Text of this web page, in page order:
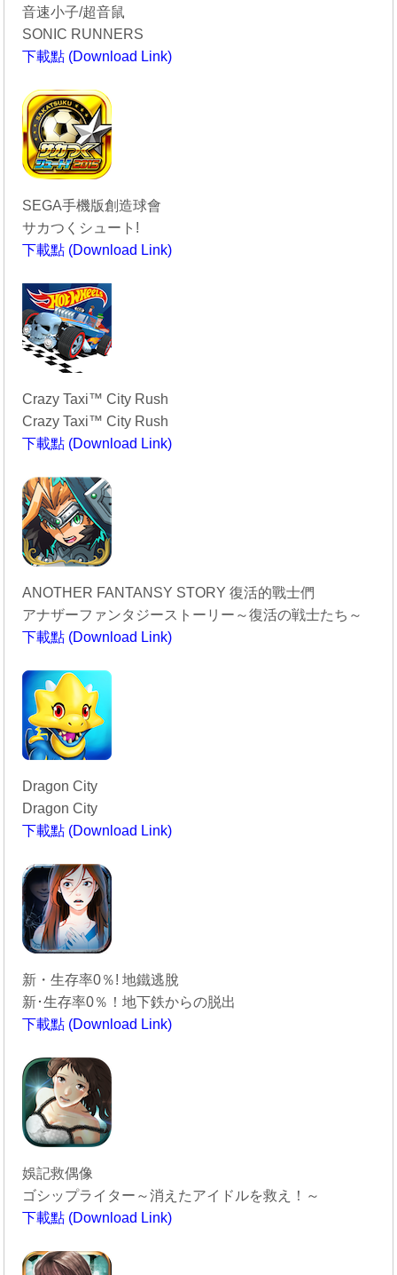
音速小子/超音鼠
SONIC RUNNERS
下載點 (Download Link)
SEGA手機版創造球會
サカつくシュート!
下載點 (Download Link)
Crazy Taxi™ City Rush
Crazy Taxi™ City Rush
下載點 (Download Link)
ANOTHER FANTANSY STORY 復活的戰士們
アナザーファンタジーストーリー～復活の戦士たち～
下載點 (Download Link)
Dragon City
Dragon City
下載點 (Download Link)
新・生存率0％! 地鐵逃脫
新･生存率0％！地下鉄からの脱出
下載點 (Download Link)
娛記救偶像
ゴシップライター～消えたアイドルを救え！～
下載點 (Download Link)